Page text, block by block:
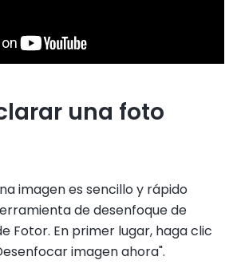
una foto
imagen es sencillo y rápido
de desenfoque de
Fotor. En primer lugar, haga clic
imagen ahora".